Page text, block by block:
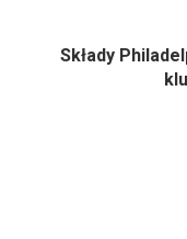
Składy